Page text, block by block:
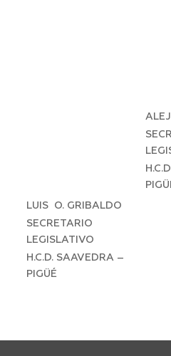
LUIS O. GRIBALDO
SECRETARIO
LEGISLATIVO
H.C.D. SAAVEDRA –
PIGÜÉ